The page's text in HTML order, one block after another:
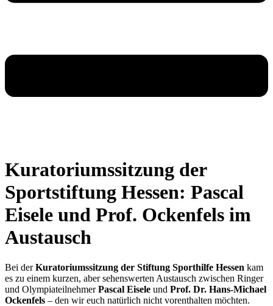
Kuratoriumssitzung der
Sportstiftung Hessen: Pascal
Eisele und Prof. Ockenfels im
Austausch
Bei derKuratoriumssitzung der Stiftung Sporthilfe Hessen kam
es zu einem kurzen, aber sehenswerten Austausch zwischen Ringer
und OlympiateilnehmerPascal Eisele und Prof. Dr. Hans-Michael
Ockenfels – den wir euch natürlich nicht vorenthalten möchten.